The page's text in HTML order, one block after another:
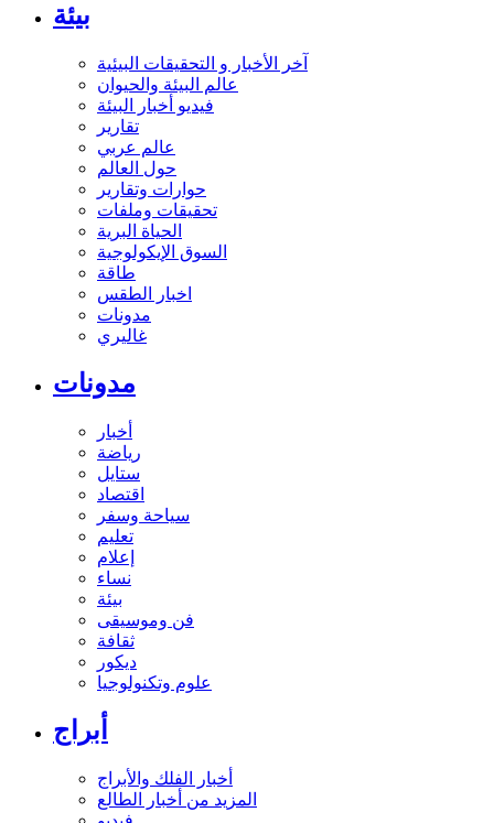
بيئة
آخر الأخبار و التحقيقات البيئية
عالم البيئة والحيوان
فيديو أخبار البيئة
تقارير
عالم عربي
حول العالم
حوارات وتقارير
تحقيقات وملفات
الحياة البرية
السوق الإيكولوجية
طاقة
اخبار الطقس
مدونات
غاليري
مدونات
أخبار
رياضة
ستايل
اقتصاد
سياحة وسفر
تعليم
إعلام
نساء
بيئة
فن وموسيقى
ثقافة
ديكور
علوم وتكنولوجيا
أبراج
أخبار الفلك والأبراج
المزيد من أخبار الطالع